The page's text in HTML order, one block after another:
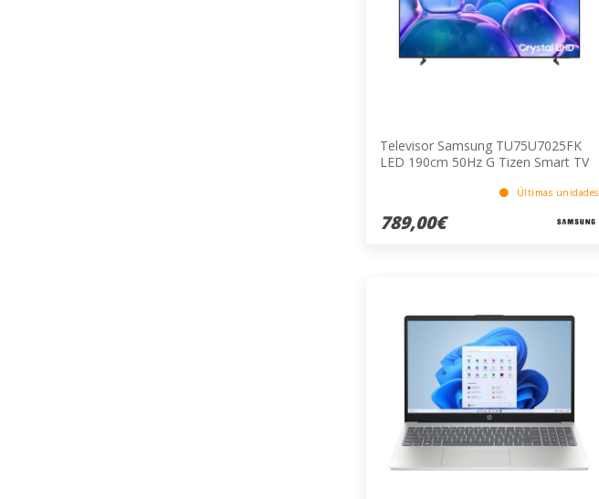
Televisor Samsung TU75U7025FK
LED 190cm 50Hz G Tizen Smart TV
Últimas unidades
789,00€